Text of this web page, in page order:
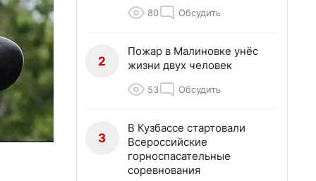
80 Обсудить
2
Пожар в Малиновке унёс
жизни двух человек
53 Обсудить
3
В Кузбассе стартовали
Всероссийские
горноспасательные
соревнования